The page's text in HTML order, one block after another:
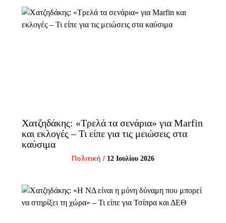
Χατζηδάκης: «Τρελά τα σενάρια» για Marfin
και εκλογές – Τι είπε για τις μειώσεις στα
καύσιμα
Πολιτική / 12 Ιουλίου 2026